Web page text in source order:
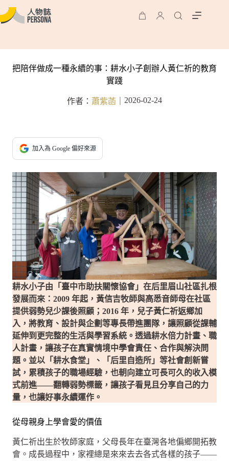
把陪伴做成一種永續的事：耕水小子創辦人黃仁祈的教育
實踐
作者： 蕭紫菡 2026-02-24
加入為 Google 偏好來源
耕水小子由「臺中市助扶關懷協會」在后里眉山社區扎根
發展而來：2009 年起，黃信吉牧師與高悉音師母在社區
提供弱勢兒少課後照顧；2016 年，兒子黃仁祈返鄉加
入，將教育、設計與企劃等專長帶進團隊，讓照顧從課輔
延伸到更完整的生活與學習系統。透過耕水倍力計畫、職
人計畫，讓孩子在真實情境中學會責任、合作與解決問
題。並以「耕水食堂」、「后里自造所」等社會創新嘗
試，累積孩子的職場經驗，也朝向建立可長可久的收入模
式前進——翻轉弱勢標籤，讓孩子看見且分享自己的力
量，也讓好事永續運作。
從母親身上學會愛的價值
黃仁祈出生於牧師家庭，父母長年在臺灣各地偏鄉開拓教
會。成長過程中，家裡總是來來去去各式各樣的孩子——